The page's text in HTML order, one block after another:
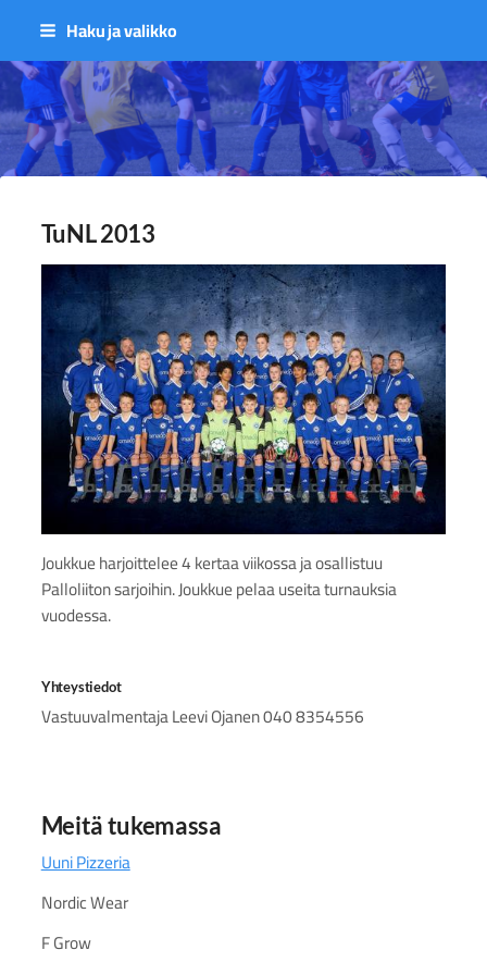
Siirry
sisältöön
Haku ja valikko
Sivuston etusivulle
TuNL 2013
Joukkue harjoittelee 4 kertaa viikossa ja osallistuu
Palloliiton sarjoihin. Joukkue pelaa useita turnauksia
vuodessa.
Yhteystiedot
Vastuuvalmentaja Leevi Ojanen 040 8354556
Meitä tukemassa
Uuni Pizzeria
Nordic Wear
F Grow